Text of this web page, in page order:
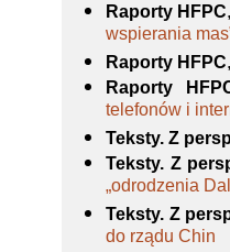
Raporty HFPC
wspierania
Raporty HFPC
Raporty
telefonów i
Teksty. Z
Teksty. Z
„odrodzenia
Teksty. Z
do rządu Chin